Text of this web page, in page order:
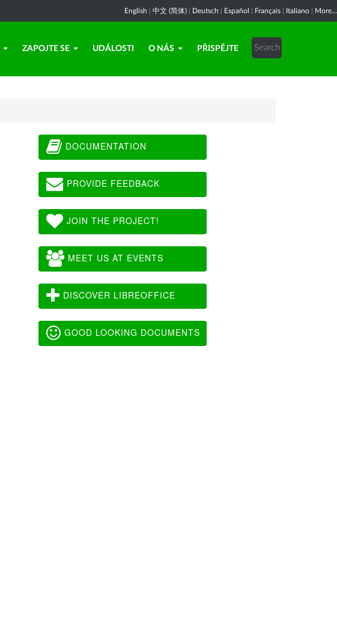
English 中文 (简体) Deutsch Español Français Italiano More...
ZAPOJTE SE UDÁLOSTI O NÁS PŘISPĚJTE
DOCUMENTATION
PROVIDE FEEDBACK
JOIN THE PROJECT!
MEET US AT EVENTS
DISCOVER LIBREOFFICE
GOOD LOOKING DOCUMENTS